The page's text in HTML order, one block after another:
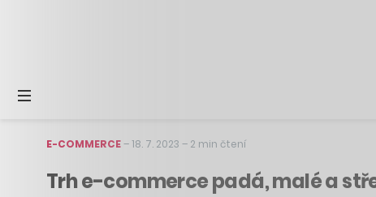
E-COMMERCE–18. 7. 2023 – 2 min čtení
Trh e-commerce padá, malé a